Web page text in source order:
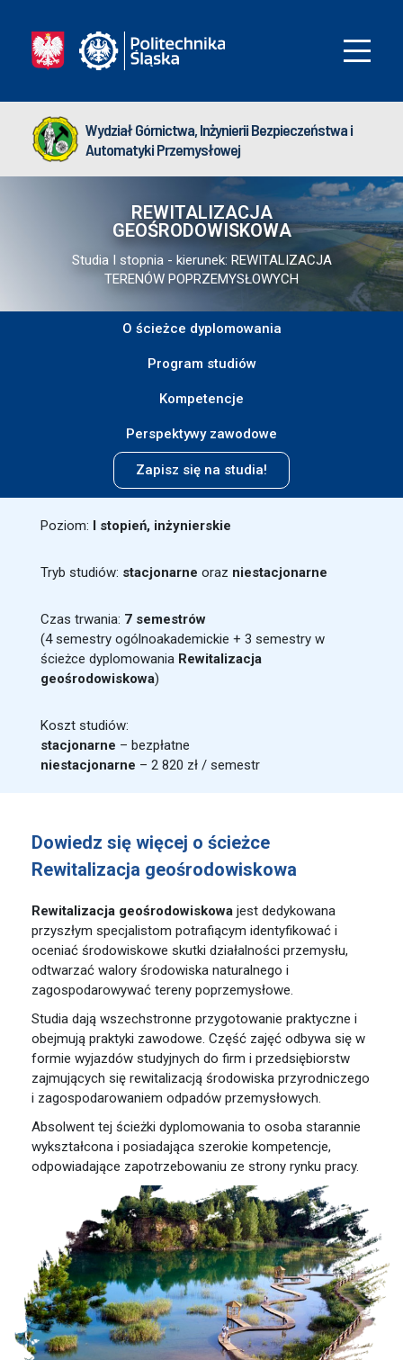
Wydział Górnictwa, Inżynierii Bezpieczeństwa i
Automatyki Przemysłowej
REWITALIZACJA
GEOŚRODOWISKOWA
Studia I stopnia - kierunek: REWITALIZACJA
TERENÓW POPRZEMYSŁOWYCH
O ścieżce dyplomowania
Program studiów
Kompetencje
Perspektywy zawodowe
Zapisz się na studia!
Poziom: I stopień, inżynierskie
Tryb studiów: stacjonarne oraz niestacjonarne
Czas trwania: 7 semestrów
(4 semestry ogólnoakademickie + 3 semestry w
ścieżce dyplomowania Rewitalizacja
geośrodowiskowa)
Koszt studiów:
stacjonarne – bezpłatne
niestacjonarne – 2 820 zł / semestr
Dowiedz się więcej o ścieżce
Rewitalizacja geośrodowiskowa
Rewitalizacja geośrodowiskowa jest dedykowana
przyszłym specjalistom potrafiącym identyfikować i
oceniać środowiskowe skutki działalności przemysłu,
odtwarzać walory środowiska naturalnego i
zagospodarowywać tereny poprzemysłowe.
Studia dają wszechstronne przygotowanie praktyczne i
obejmują praktyki zawodowe. Część zajęć odbywa się w
formie wyjazdów studyjnych do firm i przedsiębiorstw
zajmujących się rewitalizacją środowiska przyrodniczego
i zagospodarowaniem odpadów przemysłowych.
Absolwent tej ścieżki dyplomowania to osoba starannie
wykształcona i posiadająca szerokie kompetencje,
odpowiadające zapotrzebowaniu ze strony rynku pracy.